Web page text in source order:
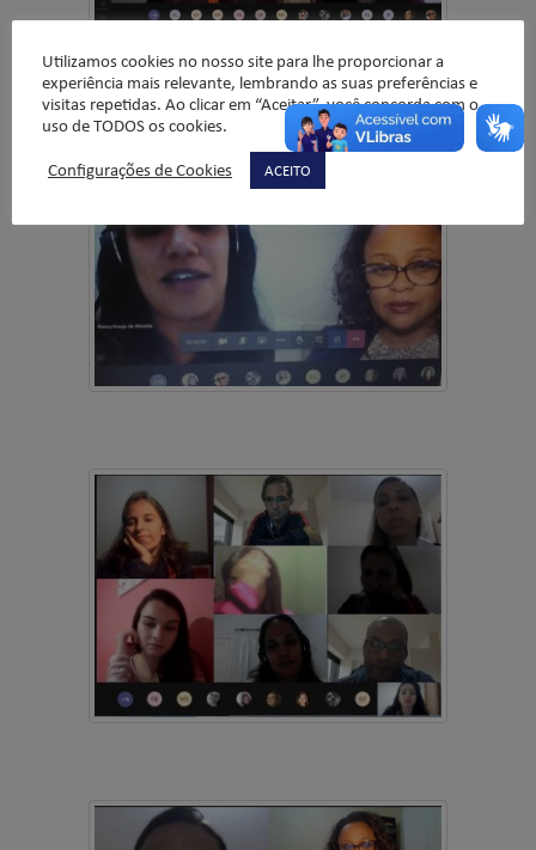
Utilizamos cookies no nosso site para lhe proporcionar a
experiência mais relevante, lembrando as suas preferências e
visitas repetidas. Ao clicar em “Aceitar”, você concorda com o
uso de TODOS os cookies.
Configurações de Cookies
ACEITO